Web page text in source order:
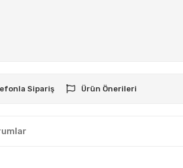
Sipariş Ürün Önerileri